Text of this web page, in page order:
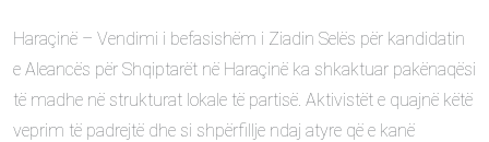
Haraçinë – Vendimi i befasishëm i Ziadin Selës për kandidatin
e Aleancës për Shqiptarët në Haraçinë ka shkaktuar pakënaqësi
të madhe në strukturat lokale të partisë. Aktivistët e quajnë këtë
veprim të padrejtë dhe si shpërfillje ndaj atyre që e kanë